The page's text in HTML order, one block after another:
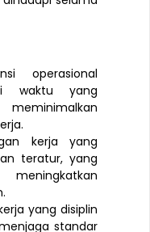
operasional
waktu yang
kerja yang
teratur, yang
yang disiplin
standar